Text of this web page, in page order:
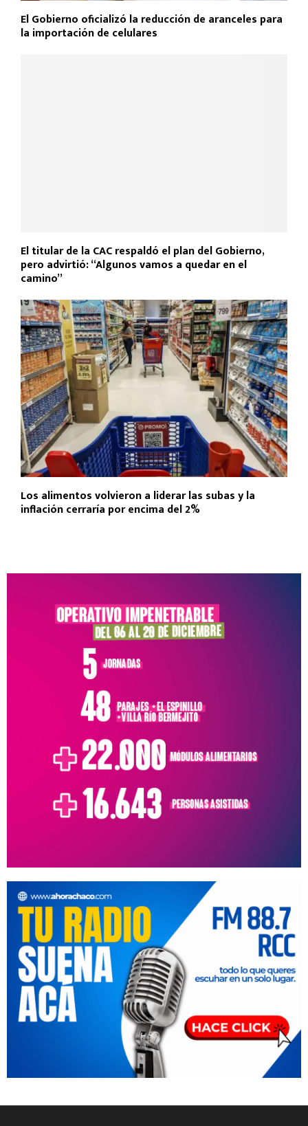
El Gobierno oficializó la reducción de aranceles para
la importación de celulares
El titular de la CAC respaldó el plan del Gobierno,
pero advirtió: “Algunos vamos a quedar en el
camino”
Los alimentos volvieron a liderar las subas y la
inflación cerraría por encima del 2%